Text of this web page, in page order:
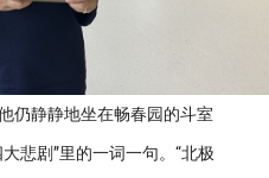
仍静静地坐在畅春园的斗室
悲剧”里的一词一句。“北极